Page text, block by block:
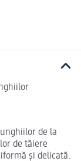
de la
de tăiere
și delicată.